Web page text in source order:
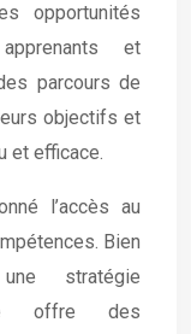
opportunités
et
parcours de
objectifs et
et efficace.
l’accès au
Bien
stratégie
offre des